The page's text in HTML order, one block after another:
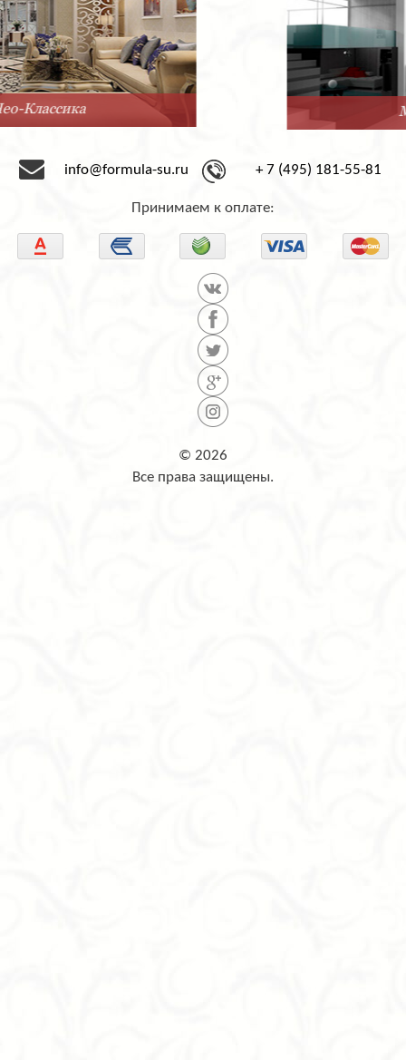
Минимализм
info@formula-su.ru + 7 (495) 181-55-81
Принимаем к оплате:
© 2026
Все права защищены.